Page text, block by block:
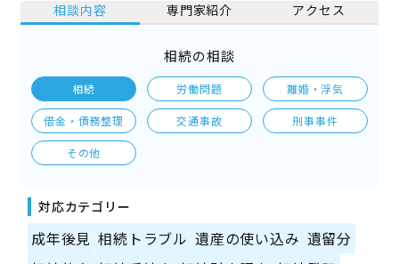
相談内容 専門家紹介 アクセス
相続の相談
相続 労働問題 離婚・浮気
借金・債務整理 交通事故 刑事事件
その他
対応カテゴリー
成年後見 相続トラブル 遺産の使い込み 遺留分